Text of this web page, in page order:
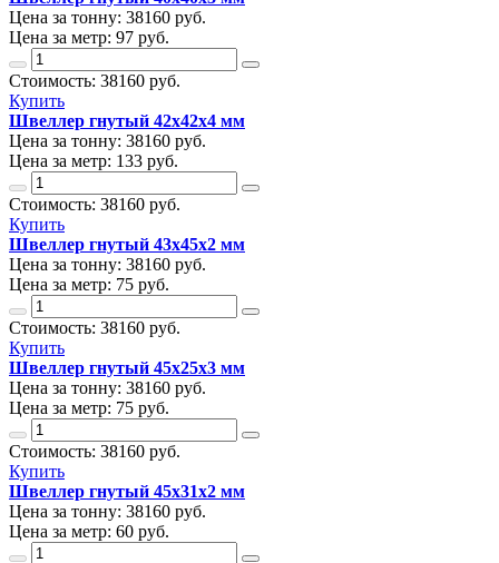
Цена за тонну: 38160 руб.
Цена за метр: 97 руб.
Стоимость: 38160 руб.
Купить
Швеллер гнутый 42х42х4 мм
Цена за тонну: 38160 руб.
Цена за метр: 133 руб.
Стоимость: 38160 руб.
Купить
Швеллер гнутый 43х45х2 мм
Цена за тонну: 38160 руб.
Цена за метр: 75 руб.
Стоимость: 38160 руб.
Купить
Швеллер гнутый 45х25х3 мм
Цена за тонну: 38160 руб.
Цена за метр: 75 руб.
Стоимость: 38160 руб.
Купить
Швеллер гнутый 45х31х2 мм
Цена за тонну: 38160 руб.
Цена за метр: 60 руб.